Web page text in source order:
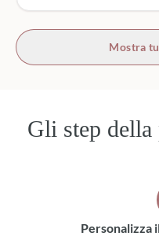
Mostra
Gli step della
Personalizza